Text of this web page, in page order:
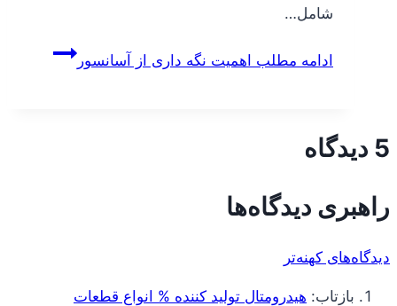
شامل…
ادامه مطلب اهمیت نگه داری از آسانسور
5 دیدگاه
راهبری دیدگاه‌ها
دیدگاه‌های کهنه‌تر
بازتاب: هیدرومتال تولید کننده % انواع قطعات